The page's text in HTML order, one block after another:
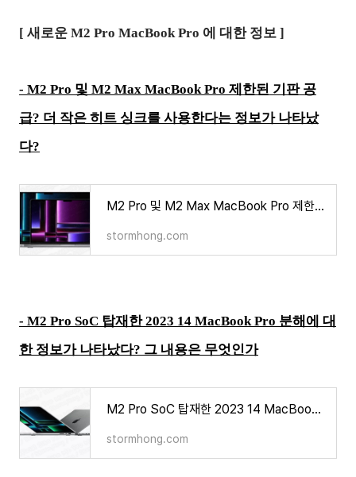
[ 새로운 M2 Pro MacBook Pro 에 대한 정보 ]
- M2 Pro 및 M2 Max MacBook Pro 제한된 기판 공
급? 더 작은 히트 싱크를 사용한다는 정보가 나타났
다?
M2 Pro 및 M2 Max MacBook Pro 제한된 기판 공급? 더 작은 히트 싱크를 사용한다는 정보가 나타났다?
stormhong.com
- M2 Pro SoC 탑재한 2023 14 MacBook Pro 분해에 대
한 정보가 나타났다? 그 내용은 무엇인가
M2 Pro SoC 탑재한 2023 14 MacBook Pro 분해에 대한 정보가 나타났다? 그 내용은 무엇인가
stormhong.com